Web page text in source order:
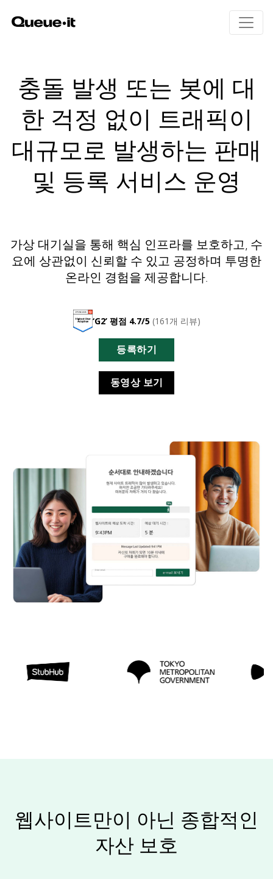
제품
제품 개요
Queue-it의 원리
사용자 경험
봇 및 악용 방지
트래픽 제어와 인사이트
고객의 리뷰 (영어)
솔루션
E커머스
티케팅
공공 부문
요금
리소스
대기실 갤러리 (영어)
제품 업데이트 (영어)
Ebook & 가이드 (영어)
비디오 (영어)
충돌 발생 또는 봇에 대
한 걱정 없이 트래픽이
대규모로 발생하는 판매
및 등록 서비스 운영
가상 대기실을 통해 핵심 인프라를 보호하고, 수
요에 상관없이 신뢰할 수 있고 공정하며 투명한
온라인 경험을 제공합니다.
‘G2’ 평점 4.7/5 (161개 리뷰)
등록하기
동영상 보기
웹사이트만이 아닌 종합적인
자산 보호